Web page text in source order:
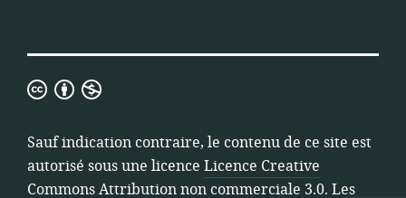
Licence
Commons
Attribution
non
Sauf indication contraire, le contenu de ce site est
autorisé sous une licence Licence Creative
Commons Attribution non commerciale 3.0. Les